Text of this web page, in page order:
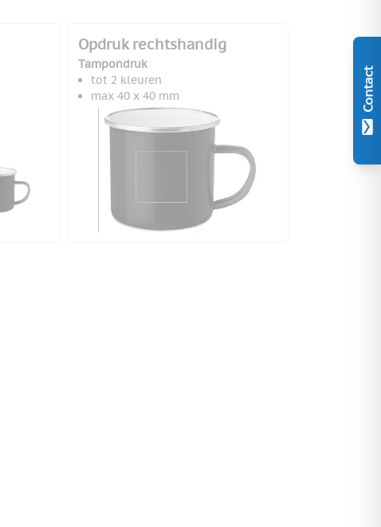
Contact
Opdruk rechtshandig
Tampondruk
tot 2 kleuren
max 40 x 40 mm